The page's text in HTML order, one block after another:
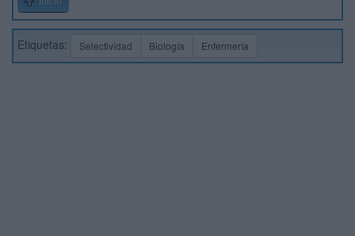
Etiquetas: Selectividad Biología Enfermería